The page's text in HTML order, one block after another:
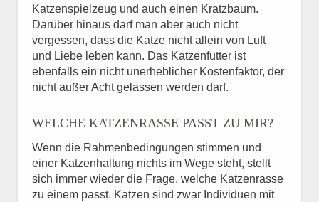
Katzenspielzeug und auch einen Kratzbaum.
Darüber hinaus darf man aber auch nicht
vergessen, dass die Katze nicht allein von Luft
und Liebe leben kann. Das Katzenfutter ist
ebenfalls ein nicht unerheblicher Kostenfaktor, der
nicht außer Acht gelassen werden darf.
WELCHE KATZENRASSE PASST ZU MIR?
Wenn die Rahmenbedingungen stimmen und
einer Katzenhaltung nichts im Wege steht, stellt
sich immer wieder die Frage, welche Katzenrasse
zu einem passt. Katzen sind zwar Individuen mit